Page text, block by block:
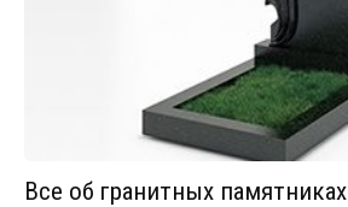
Все об гранитных памятниках